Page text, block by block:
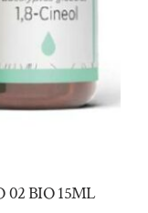
02 BIO 15ML